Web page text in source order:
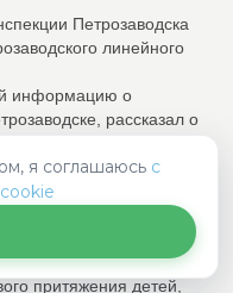
Петрозаводска
линейного
информацию о
рассказал о
происшествий,
на служебном и
особенно
притяжения детей,
я соглашаюсь с